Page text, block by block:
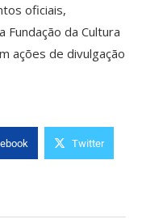
oficiais,
da Cultura
ações de divulgação
Twitter